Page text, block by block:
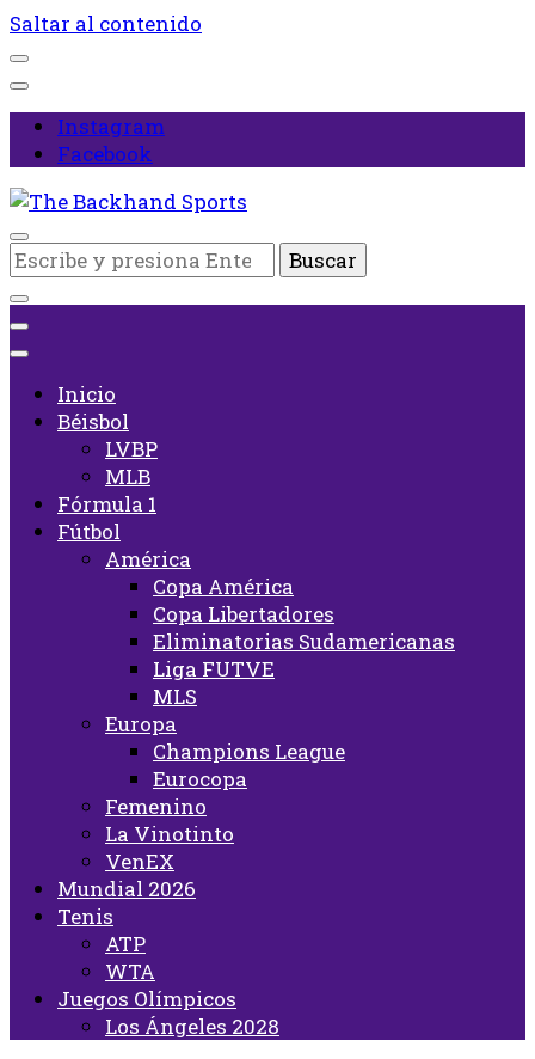
Saltar al contenido
Instagram
Facebook
The Backhand Sports
Inicio
¿Buscas
algo?
Inicio
Béisbol
LVBP
MLB
Fórmula 1
Fútbol
América
Copa América
Copa Libertadores
Eliminatorias Sudamericanas
Liga FUTVE
MLS
Europa
Champions League
Eurocopa
Femenino
La Vinotinto
VenEX
Mundial 2026
Tenis
ATP
WTA
Juegos Olímpicos
Los Ángeles 2028